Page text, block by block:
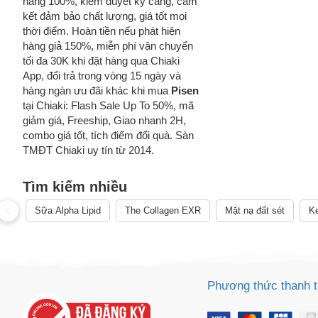
kết đảm bảo chất lượng, giá tốt mọi
thời điểm. Hoàn tiền nếu phát hiện
hàng giả 150%, miễn phí vận chuyển
tối đa 30K khi đặt hàng qua Chiaki
App, đổi trả trong vòng 15 ngày và
hàng ngàn ưu đãi khác khi mua Pisen
tại Chiaki: Flash Sale Up To 50%, mã
giảm giá, Freeship, Giao nhanh 2H,
combo giá tốt, tích điểm đổi quà. Sàn
TMĐT Chiaki uy tín từ 2014.
Tìm kiếm nhiều
Sữa Alpha Lipid The Collagen EXR Mặt nạ đất sét
Phương thức thanh